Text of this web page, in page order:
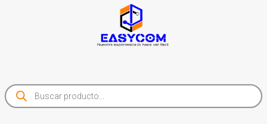
Products
search